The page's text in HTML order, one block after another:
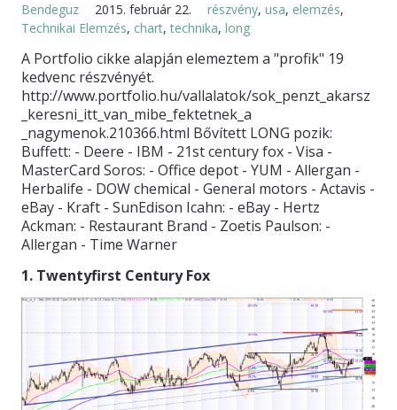
Bendeguz 2015. február 22. részvény, usa, elemzés,
Technikai Elemzés, chart,technika, long
A Portfolio cikke alapján elemeztem a "profik" 19
kedvenc részvényét.
http://www.portfolio.hu/vallalatok/sok_penzt_akarsz
_keresni_itt_van_mibe_fektetnek_a
_nagymenok.210366.html Bővített LONG pozik:
Buffett: - Deere - IBM - 21st century fox - Visa -
MasterCard Soros: - Office depot - YUM - Allergan -
Herbalife - DOW chemical - General motors - Actavis -
eBay - Kraft - SunEdison Icahn: - eBay - Hertz
Ackman: - Restaurant Brand - Zoetis Paulson: -
Allergan - Time Warner
1. Twentyfirst Century Fox